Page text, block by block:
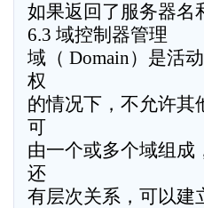
如果返回了服务器名
6.3 域控制器管理
域（ Domain）是活
权
的情况下，不允许其
可
由一个或多个域组成
还
有层次关系，可以建